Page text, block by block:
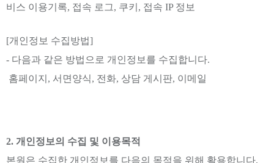
비스 이용기록, 접속 로그, 쿠키, 접속 IP 정보
[개인정보 수집방법]
- 다음과 같은 방법으로 개인정보를 수집합니다.
홈페이지, 서면양식, 전화, 상담 게시판, 이메일
2. 개인정보의 수집 및 이용목적
본원은 수집한 개인정보를 다음의 목적을 위해 활용합니다.